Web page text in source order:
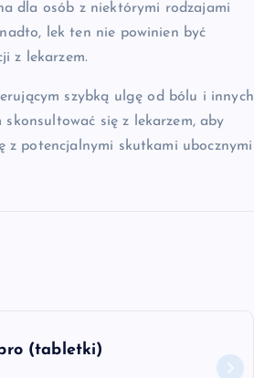
dla osób z niektórymi rodzajami
lek ten nie powinien być
z lekarzem.
szybką ulgę od bólu i innych
się z lekarzem, aby
z potencjalnymi skutkami ubocznymi
(tabletki)